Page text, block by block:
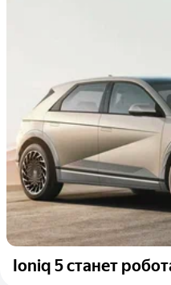
Ioniq 5 станет